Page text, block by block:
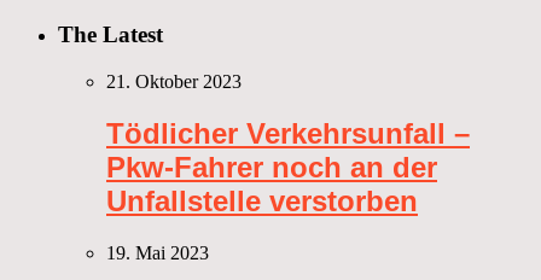
The Latest
21. Oktober 2023
Tödlicher Verkehrsunfall –
Pkw-Fahrer noch an der
Unfallstelle verstorben
19. Mai 2023